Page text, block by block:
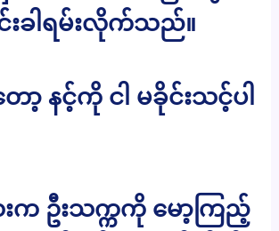
းခါရမ်းလိုက်သည်။
နင့်ကို ငါ မခိုင်းသင့်ပါ
က ဦးသက္ကကို မော့ကြည့်